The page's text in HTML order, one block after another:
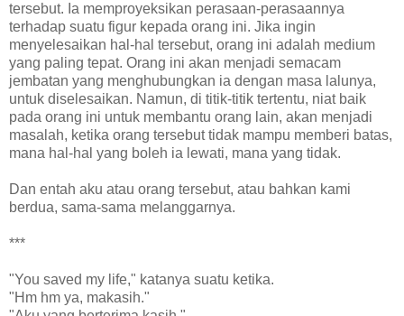
tersebut. Ia memproyeksikan perasaan-perasaannya
terhadap suatu figur kepada orang ini. Jika ingin
menyelesaikan hal-hal tersebut, orang ini adalah medium
yang paling tepat. Orang ini akan menjadi semacam
jembatan yang menghubungkan ia dengan masa lalunya,
untuk diselesaikan. Namun, di titik-titik tertentu, niat baik
pada orang ini untuk membantu orang lain, akan menjadi
masalah, ketika orang tersebut tidak mampu memberi batas,
mana hal-hal yang boleh ia lewati, mana yang tidak.
Dan entah aku atau orang tersebut, atau bahkan kami
berdua, sama-sama melanggarnya.
***
"You saved my life," katanya suatu ketika.
"Hm hm ya, makasih."